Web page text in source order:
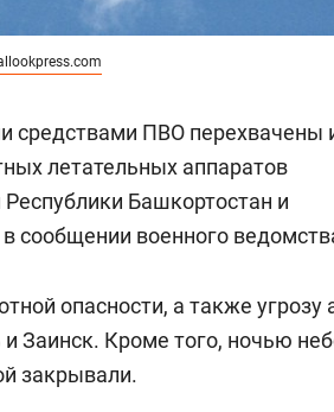
средствами ПВО перехвачены
летательных аппаратов
Башкортостан и
сообщении военного
опасности, а также угрозу
Заинск. Кроме того, ночью
закрывали.